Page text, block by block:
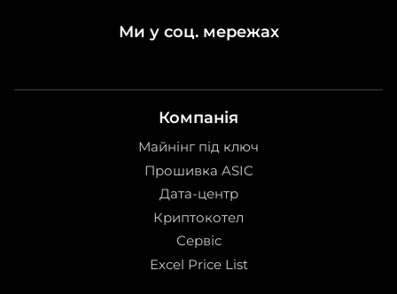
Ми у соц. мережах
Компанія
Майнінг під ключ
Прошивка ASIC
Дата-центр
Криптокотел
Сервіс
Excel Price List